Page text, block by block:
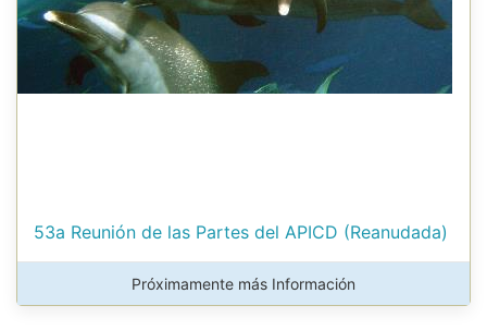
53a Reunión de las Partes del APICD (Reanudada)
Próximamente más Información